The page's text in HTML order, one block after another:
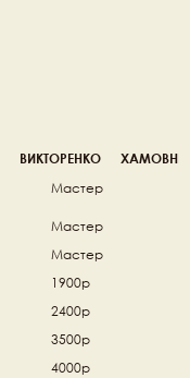
ВИКТОРЕНКО
Мастер
Мастер
Мастер
1900р
2400р
3500р
4000р